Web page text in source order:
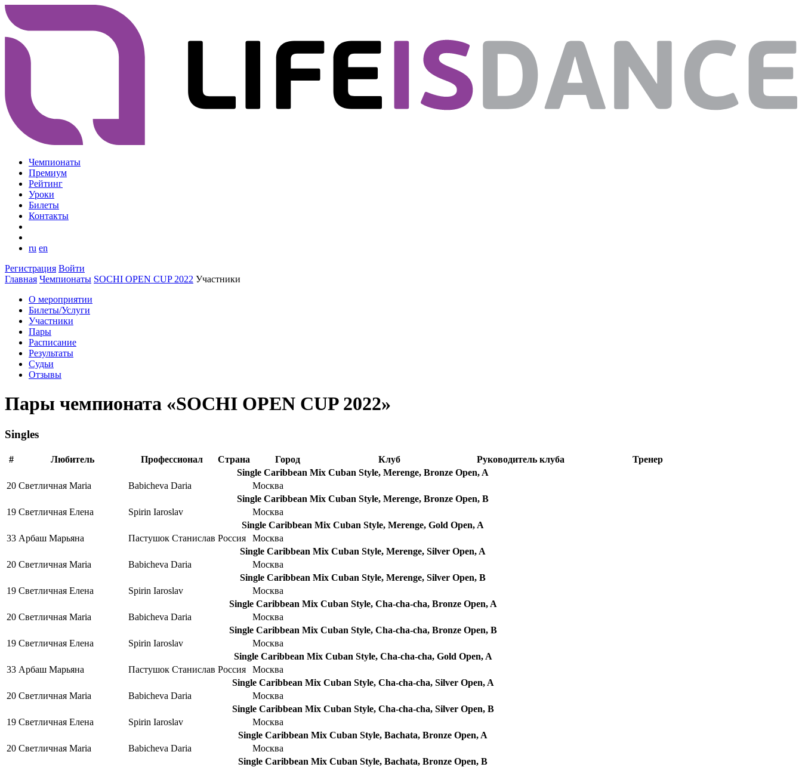
Чемпионаты
Премиум
Рейтинг
Уроки
Билеты
Контакты
ru en
Регистрация Войти
Главная Чемпионаты SOCHI OPEN CUP 2022 Участники
О мероприятии
Билеты/Услуги
Участники
Пары
Расписание
Результаты
Судьи
Отзывы
Пары чемпионата «SOCHI OPEN CUP 2022»
Singles
# Любитель Профессионал Страна Город Клуб Руководитель клуба
Тренер
Single Caribbean Mix Cuban Style, Merenge, Bronze Open, A
20 Светличная Maria Babicheva Daria
Москва
Single Caribbean Mix Cuban Style, Merenge, Bronze Open, B
19 Светличная Елена Spirin Iaroslav
Москва
Single Caribbean Mix Cuban Style, Merenge, Gold Open, A
33 Арбаш Марьяна Пастушок Станислав Россия
Москва
Single Caribbean Mix Cuban Style, Merenge, Silver Open, A
20 Светличная Maria Babicheva Daria
Москва
Single Caribbean Mix Cuban Style, Merenge, Silver Open, B
19 Светличная Елена Spirin Iaroslav
Москва
Single Caribbean Mix Cuban Style, Cha-cha-cha, Bronze Open, A
20 Светличная Maria Babicheva Daria
Москва
Single Caribbean Mix Cuban Style, Cha-cha-cha, Bronze Open, B
19 Светличная Елена Spirin Iaroslav
Москва
Single Caribbean Mix Cuban Style, Cha-cha-cha, Gold Open, A
33 Арбаш Марьяна Пастушок Станислав Россия
Москва
Single Caribbean Mix Cuban Style, Cha-cha-cha, Silver Open, A
20 Светличная Maria Babicheva Daria
Москва
Single Caribbean Mix Cuban Style, Cha-cha-cha, Silver Open, B
19 Светличная Елена Spirin Iaroslav
Москва
Single Caribbean Mix Cuban Style, Bachata, Bronze Open, A
20 Светличная Maria Babicheva Daria
Москва
Single Caribbean Mix Cuban Style, Bachata, Bronze Open, B